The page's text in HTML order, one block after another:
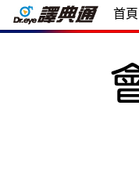
首頁